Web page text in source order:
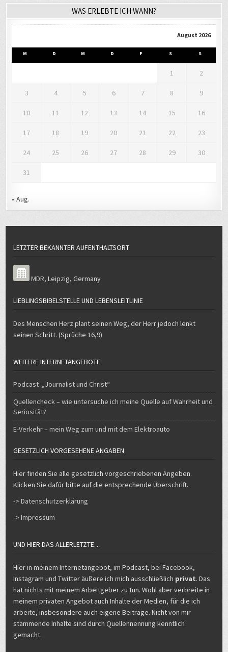
WAS ERLEBTE ICH WANN?
August 2026
M D M D F S S
1 2
3 4 5 6 7 8 9
10 11 12 13 14 15 16
17 18 19 20 21 22 23
24 25 26 27 28 29 30
31
« Aug.
LETZTER BEKANNTER AUFENTHALTSORT
MDR,Leipzig,Germany
LIEBLINGSBIBELSTELLE UND LEBENSLEITLINIE
Des Menschen Herz plant seinen Weg, der Herr jedoch lenkt
seinen Schritt. (Sprüche 16,9)
WEITERE INTERNETANGEBOTE
Podcast „Journalist und Christ“
Quellencheck – wie untersuche ich meine Quelle auf Wahrheit und
Seriosität?
E-Verkehr – mein Weg zum und mit dem Elektroauto
GESETZLICH VORGESEHENE ANGABEN
Hier finden Sie alle gesetzlich vorgeschriebenen Angeben.
Klicken Sie dafür bitte auf die entsprechende Überschrift.
-> Datenschutzerklärung
-> Impressum
UND HIER DAS ALLERLETZTE…
Hier in meinem Internetangebot, im Podcast, bei Facebook,
Instagram und Twitter äußere ich mich ausschließlich privat. Das
hat nichts mit meinem Arbeitgeber zu tun. Wohl aber verbreite in
meinem privaten Angebot auch Inhalte der Medien, für die ich
arbeite, insbesondere auch eigene Beiträge. Nicht von mir
stammende Inhalte sind durch Quellennennung kenntlich
gemacht.